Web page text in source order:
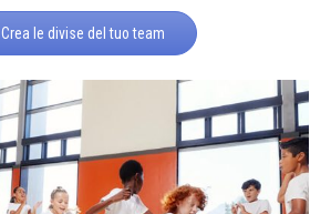
Crea le divise del tuo team